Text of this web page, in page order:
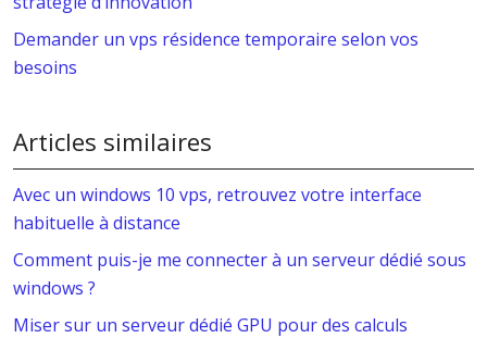
Demander un vps résidence temporaire selon vos
besoins
Articles similaires
Avec un windows 10 vps, retrouvez votre interface
habituelle à distance
Comment puis-je me connecter à un serveur dédié sous
windows ?
Miser sur un serveur dédié GPU pour des calculs